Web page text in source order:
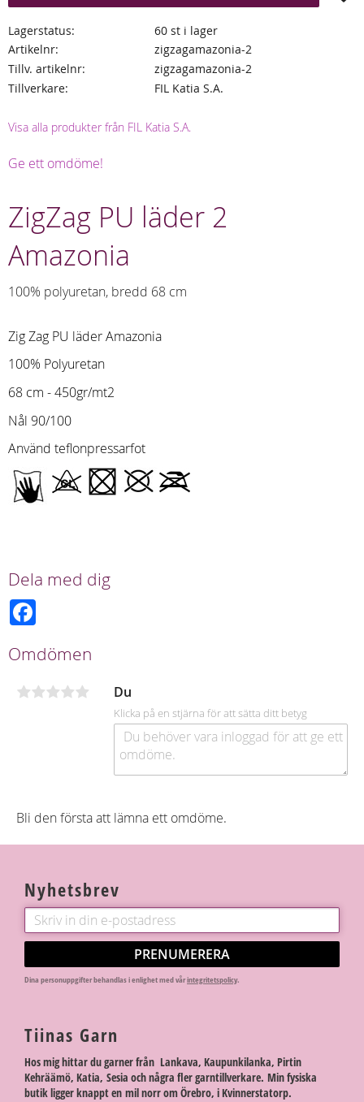
Lagerstatus
60 st i lager
Artikelnr
zigzagamazonia-2
Tillv. artikelnr
zigzagamazonia-2
Tillverkare
FIL Katia S.A.
Visa alla produkter från FIL Katia S.A.
Ge ett omdöme!
ZigZag PU läder 2
Amazonia
100% polyuretan, bredd 68 cm
Zig Zag PU läder Amazonia
100% Polyuretan
68 cm - 450gr/mt2
Nål 90/100
Använd teflonpressarfot
Dela med dig
b
o
k
Omdömen
Du
Klicka på en stjärna för att sätta ditt betyg
Bli den första att lämna ett omdöme.
Nyhetsbrev
PRENUMERERA
Dina personuppgifter behandlas i enlighet med vårintegritetspolicy.
Tiinas Garn
Hos mig hittar du garner från Lankava, Kaupunkilanka, Pirtin
Kehräämö, Katia, Sesia och några fler garntillverkare. Min fysiska
butik ligger knappt en mil norr om Örebro, i Kvinnerstatorp.